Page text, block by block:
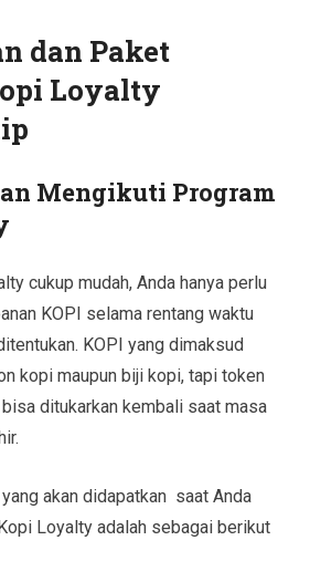
dan Paket
Loyalty
Mengikuti Program
cukup mudah, Anda hanya perlu
KOPI selama rentang waktu
KOPI yang dimaksud
kopi maupun biji kopi, tapi token
ditukarkan kembali saat masa
akan didapatkan saat Anda
Loyalty adalah sebagai berikut